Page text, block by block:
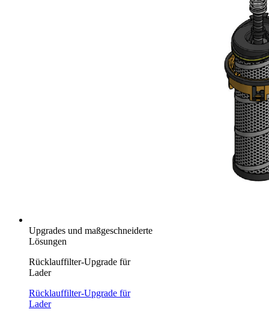
Upgrades und maßgeschneiderte
Lösungen
Rücklauffilter-Upgrade für
Lader
Rücklauffilter-Upgrade für
Lader